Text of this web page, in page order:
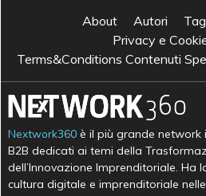
About Autori
Privacy e
Terms&Conditions Contenuti
Nextwork360 è il più grande
B2B dedicati ai temi della
dell’Innovazione Imprenditoriale. Ha
cultura digitale e imprenditoriale